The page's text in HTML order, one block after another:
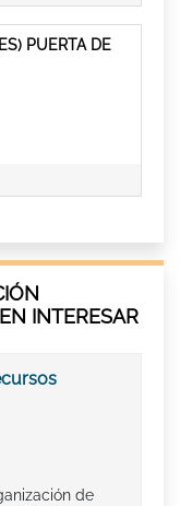
PUERTA DE
INTERESAR
de